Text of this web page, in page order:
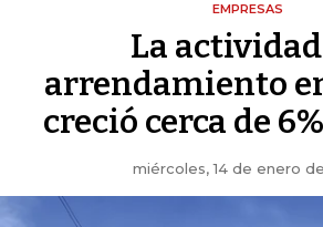
EMPRESAS
La
arrendamiento
creció cerca de
miércoles, 14 de enero